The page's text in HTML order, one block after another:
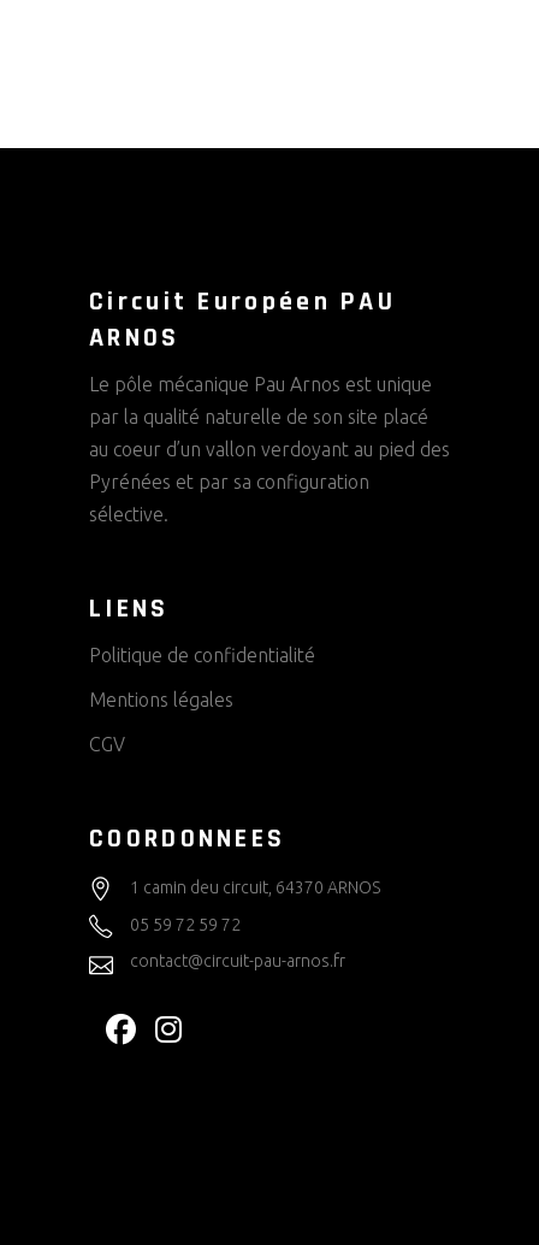
Circuit Européen PAU
ARNOS
Le pôle mécanique Pau Arnos est unique
par la qualité naturelle de son site placé
au coeur d’un vallon verdoyant au pied des
Pyrénées et par sa configuration
sélective.
LIENS
Politique de confidentialité
Mentions légales
CGV
COORDONNEES
1 camin deu circuit, 64370 ARNOS
05 59 72 59 72
contact@circuit-pau-arnos.fr